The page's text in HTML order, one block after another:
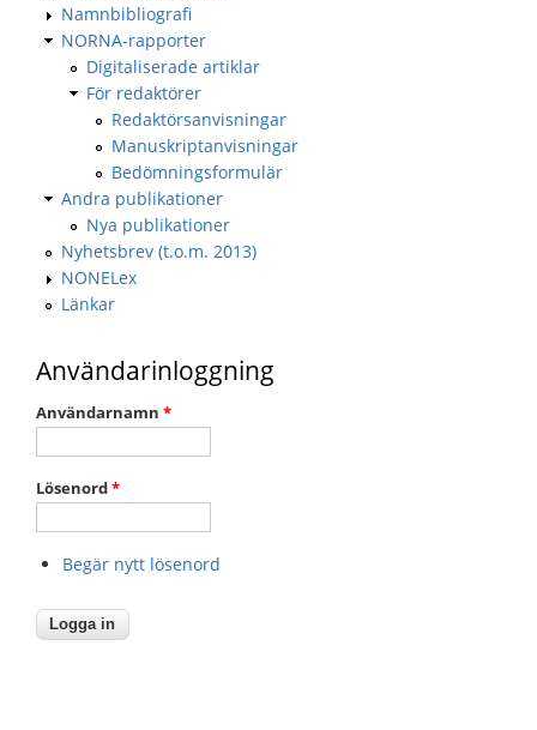
Namnbibliografi
NORNA-rapporter
Digitaliserade artiklar
För redaktörer
Redaktörsanvisningar
Manuskriptanvisningar
Bedömningsformulär
Andra publikationer
Nya publikationer
Nyhetsbrev (t.o.m. 2013)
NONELex
Länkar
Användarinloggning
Användarnamn *
Lösenord*
Begär nytt lösenord